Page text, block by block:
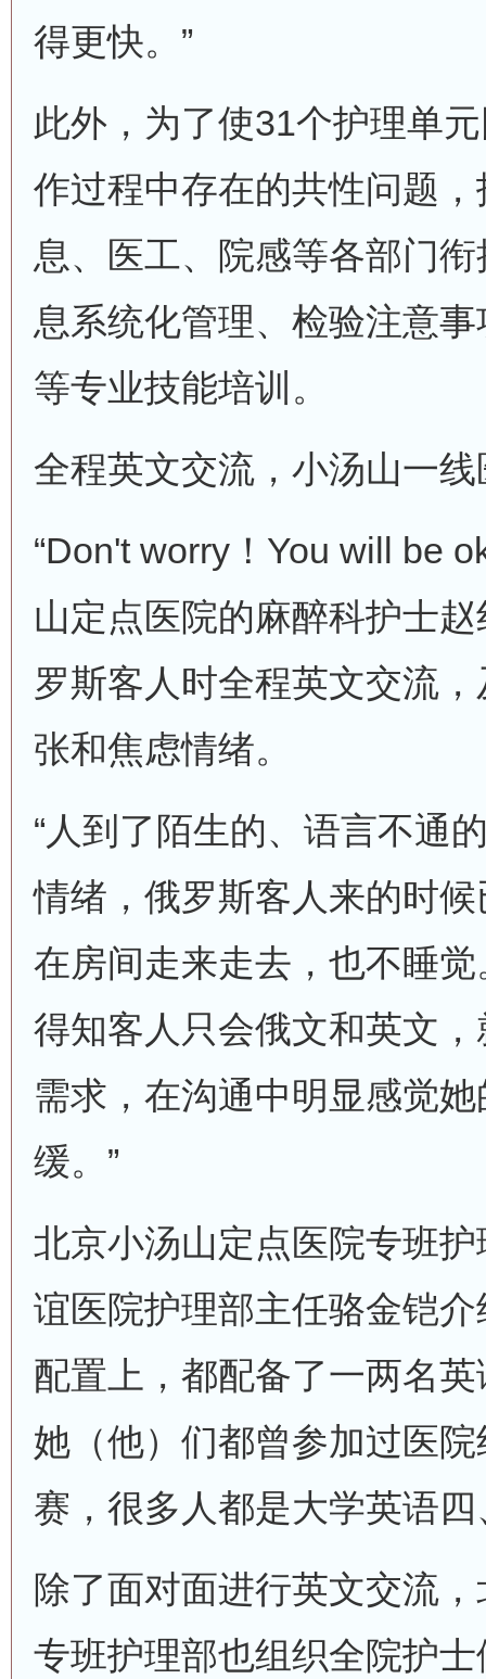
得更快。”
此外，为了使31个护理单
作过程中存在的共性问题
息、医工、院感等各部门
息系统化管理、检验注意
等专业技能培训。
全程英文交流，小汤山一
“Don't worry！You will be
山定点医院的麻醉科护士
罗斯客人时全程英文交流
张和焦虑情绪。
“人到了陌生的、语言不通
情绪，俄罗斯客人来的时
在房间走来走去，也不睡觉
得知客人只会俄文和英文
需求，在沟通中明显感觉
缓。”
北京小汤山定点医院专班
谊医院护理部主任骆金铠
配置上，都配备了一两名
她（他）们都曾参加过医
赛，很多人都是大学英语
除了面对面进行英文交流
专班护理部也组织全院护